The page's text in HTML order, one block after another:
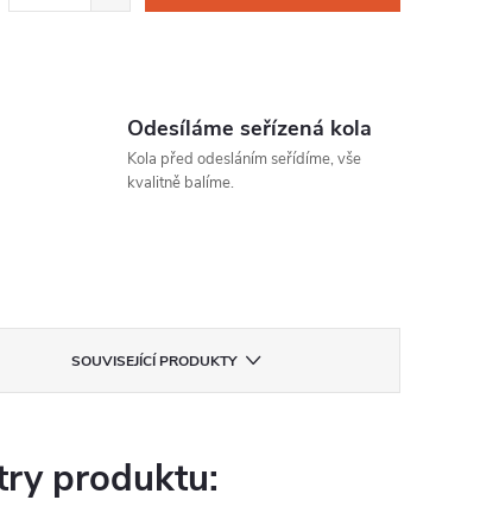
Odesíláme seřízená kola
Kola před odesláním seřídíme, vše
kvalitně balíme.
SOUVISEJÍCÍ PRODUKTY
produktu: